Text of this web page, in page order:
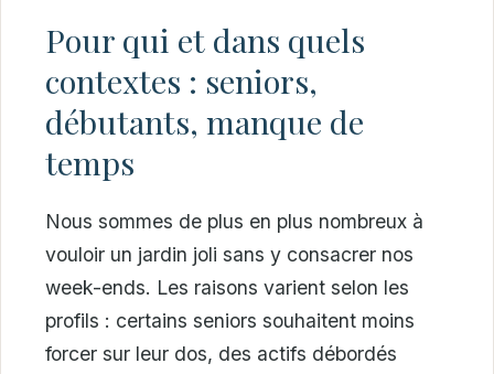
Pour qui et dans quels
contextes : seniors,
débutants, manque de
temps
Nous sommes de plus en plus nombreux à
vouloir un jardin joli sans y consacrer nos
week-ends. Les raisons varient selon les
profils : certains seniors souhaitent moins
forcer sur leur dos, des actifs débordés